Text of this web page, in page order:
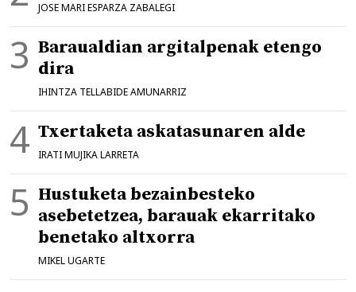
JOSE MARI ESPARZA ZABALEGI
Baraualdian argitalpenak etengo
dira
IHINTZA TELLABIDE AMUNARRIZ
Txertaketa askatasunaren alde
IRATI MUJIKA LARRETA
Hustuketa bezainbesteko
asebetetzea, barauak ekarritako
benetako altxorra
MIKEL UGARTE